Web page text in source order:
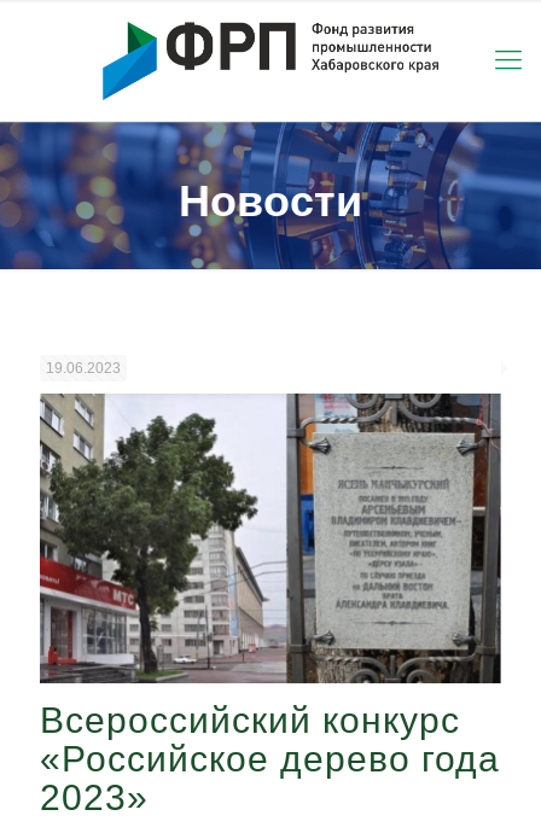
Новости
19.06.2023
Всероссийский конкурс
«Российское дерево года
2023»